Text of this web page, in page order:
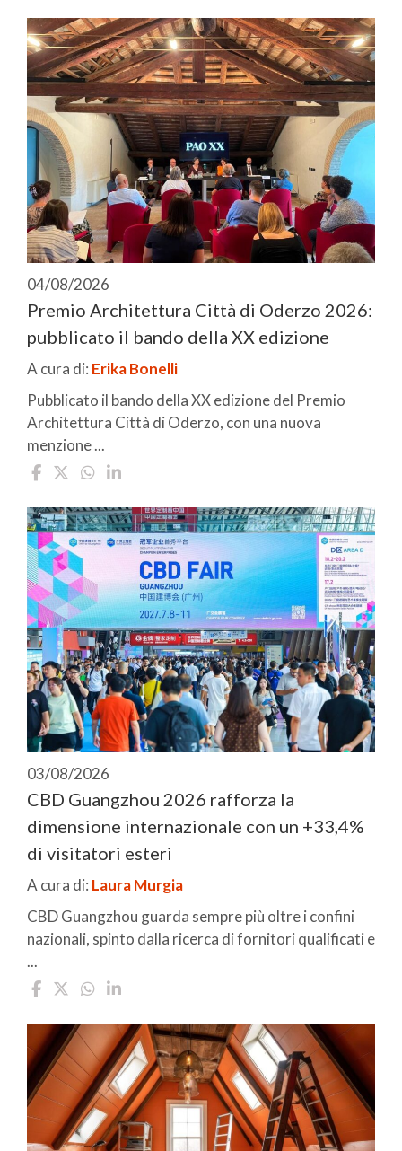
04/08/2026
Premio Architettura Città di Oderzo 2026:
pubblicato il bando della XX edizione
A cura di: Erika Bonelli
Pubblicato il bando della XX edizione del Premio
Architettura Città di Oderzo, con una nuova
menzione ...
03/08/2026
CBD Guangzhou 2026 rafforza la
dimensione internazionale con un +33,4%
di visitatori esteri
A cura di: Laura Murgia
CBD Guangzhou guarda sempre più oltre i confini
nazionali, spinto dalla ricerca di fornitori qualificati e
...